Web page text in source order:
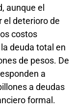
aunque el
el deterioro de
costos
deuda total en
de pesos. De
a
a deudas
formal.